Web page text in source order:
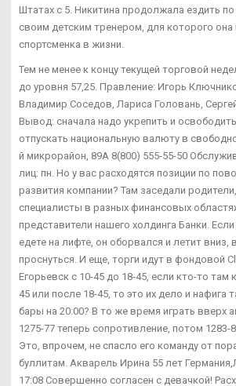
Штатах с 5. Никитина продолжала ездить
своим детским тренером, для которого она
спортсменка в жизни.
Тем не менее к концу текущей торговой
до уровня 57,25. Правление: Игорь
Владимир Соседов, Лариса Головань,
Вывод: сначала надо укрепить и
отпускать национальную валюту в
й микрорайон, 89А 8(800) 555-55-50
лиц: пн. Но у вас расходятся позиции по
развития компании? Там заседали
специалисты в разных финансовых
представители нашего холдинга Банки.
едете на лифте, он оборвался и летит вниз,
проснуться. И еще, торги идут в фондовой
Егорьевск с 10-45 до 18-45, если кто-то там
45 или после 18-45, то это их дело и нафига
бары на 20:00? В то же время играть вверх
1275-77 теперь сопротивление, потом 1283-
Это, впрочем, не спасло его команду от
буллитам. Акварель Ирина 55 лет
17:08 Совершенно согласен с девачкой!